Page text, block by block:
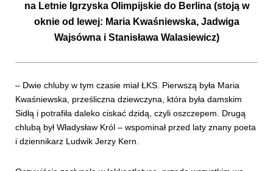
na Letnie Igrzyska Olimpijskie do Berlina (stoją w
oknie od lewej: Maria Kwaśniewska, Jadwiga
Wajsówna i Stanisława Walasiewicz)
– Dwie chluby w tym czasie miał ŁKS. Pierwszą była Maria
Kwaśniewska, prześliczna dziewczyna, która była damskim
Sidłą i potrafiła daleko ciskać dzidą, czyli oszczepem. Drugą
chlubą był Władysław Król – wspominał przed laty znany poeta
i dziennikarz Ludwik Jerzy Kern.